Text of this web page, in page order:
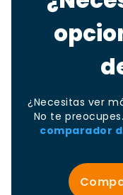
¿Necesitas ver
No te
comparador